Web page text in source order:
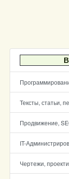
Тексты, статьи,
Продвижение,
IT-
Чертежи,